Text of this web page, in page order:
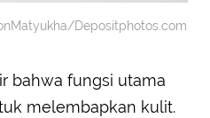
Depositphotos.com
bahwa fungsi utama
melembapkan kulit.